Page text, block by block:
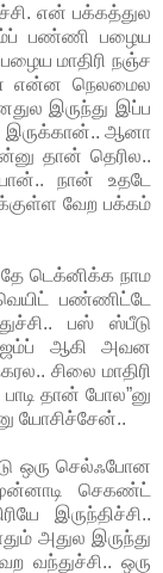
என் பக்கத்துல
ஜம்ப் பண்ணி பழைய
மாதிரி நஞ்ச
என்ன நெலமைல
இருந்து இப்ப
இருக்கான்.. ஆனா
தான் தெரில..
நான் உதடே
வேற பக்கம்
டெக்னிக்க நாம
பண்ணிட்டே
பஸ் ஸ்பீடு
ஜம்ப் ஆகி அவன
சிலை மாதிரி
தான் போல”னு
யோசிச்சேன்..
ஒரு செல்ஃபோன
செகண்ட்
இருந்திச்சி..
அதுல இருந்து
வந்துச்சி.. ஒரு